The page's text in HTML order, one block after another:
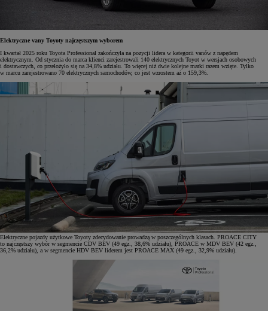
Elektryczne vany Toyoty najczęstszym wyborem
I kwartał 2025 roku Toyota Professional zakończyła na pozycji lidera w kategorii vanów z napędem
elektrycznym. Od stycznia do marca klienci zarejestrowali 140 elektrycznych Toyot w wersjach osobowych
i dostawczych, co przełożyło się na 34,8% udziału. To więcej niż dwie kolejne marki razem wzięte. Tylko
w marcu zarejestrowano 70 elektrycznych samochodów, co jest wzrostem aż o 159,3%.
Elektryczne pojazdy użytkowe Toyoty zdecydowanie prowadzą w poszczególnych klasach. PROACE CITY
to najczęstszy wybór w segmencie CDV BEV (49 egz., 38,6% udziału), PROACE w MDV BEV (42 egz.,
36,2% udziału), a w segmencie HDV BEV liderem jest PROACE MAX (49 egz., 32,9% udziału).